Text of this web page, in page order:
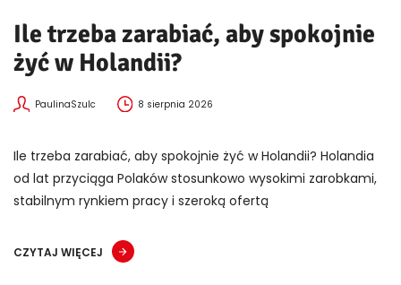
Ile trzeba zarabiać, aby spokojnie
żyć w Holandii?
PaulinaSzulc 8 sierpnia 2026
Ile trzeba zarabiać, aby spokojnie żyć w Holandii? Holandia
od lat przyciąga Polaków stosunkowo wysokimi zarobkami,
stabilnym rynkiem pracy i szeroką ofertą
CZYTAJ WIĘCEJ